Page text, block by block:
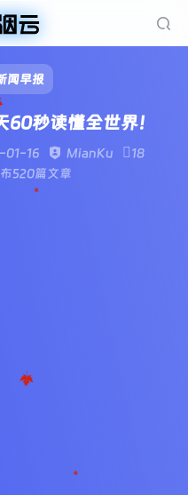
闻早报
60秒读懂全世界！
01-16 MianKu
18
520篇文章